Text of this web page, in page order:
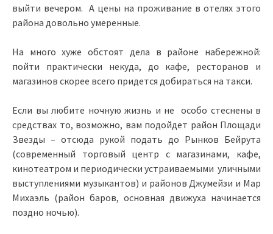
выйти вечером. А цены на проживание в отелях этого
района довольно умеренные.
На много хуже обстоят дела в районе набережной:
пойти практически некуда, до кафе, ресторанов и
магазинов скорее всего придется добираться на такси.
Если вы любите ночную жизнь и не особо стеснены в
средствах то, возможно, вам подойдет район Площади
Звезды – отсюда рукой подать до Рынков Бейрута
(современный торговый центр с магазинами, кафе,
кинотеатром и периодически устраиваемыми уличными
выступлениями музыкантов) и районов Джумейзи и Мар
Михаэль (район баров, основная движуха начинается
поздно ночью).